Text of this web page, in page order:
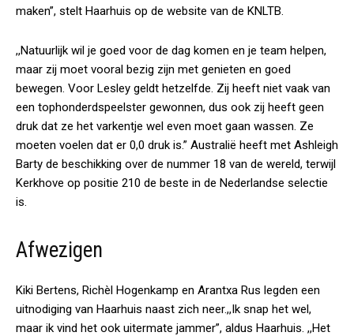
maken”, stelt Haarhuis op de website van de KNLTB.
,,Natuurlijk wil je goed voor de dag komen en je team helpen,
maar zij moet vooral bezig zijn met genieten en goed
bewegen. Voor Lesley geldt hetzelfde. Zij heeft niet vaak van
een tophonderdspeelster gewonnen, dus ook zij heeft geen
druk dat ze het varkentje wel even moet gaan wassen. Ze
moeten voelen dat er 0,0 druk is.” Australië heeft met Ashleigh
Barty de beschikking over de nummer 18 van de wereld, terwijl
Kerkhove op positie 210 de beste in de Nederlandse selectie
is.
Afwezigen
Kiki Bertens, Richèl Hogenkamp en Arantxa Rus legden een
uitnodiging van Haarhuis naast zich neer.,,Ik snap het wel,
maar ik vind het ook uitermate jammer”, aldus Haarhuis. ,,Het